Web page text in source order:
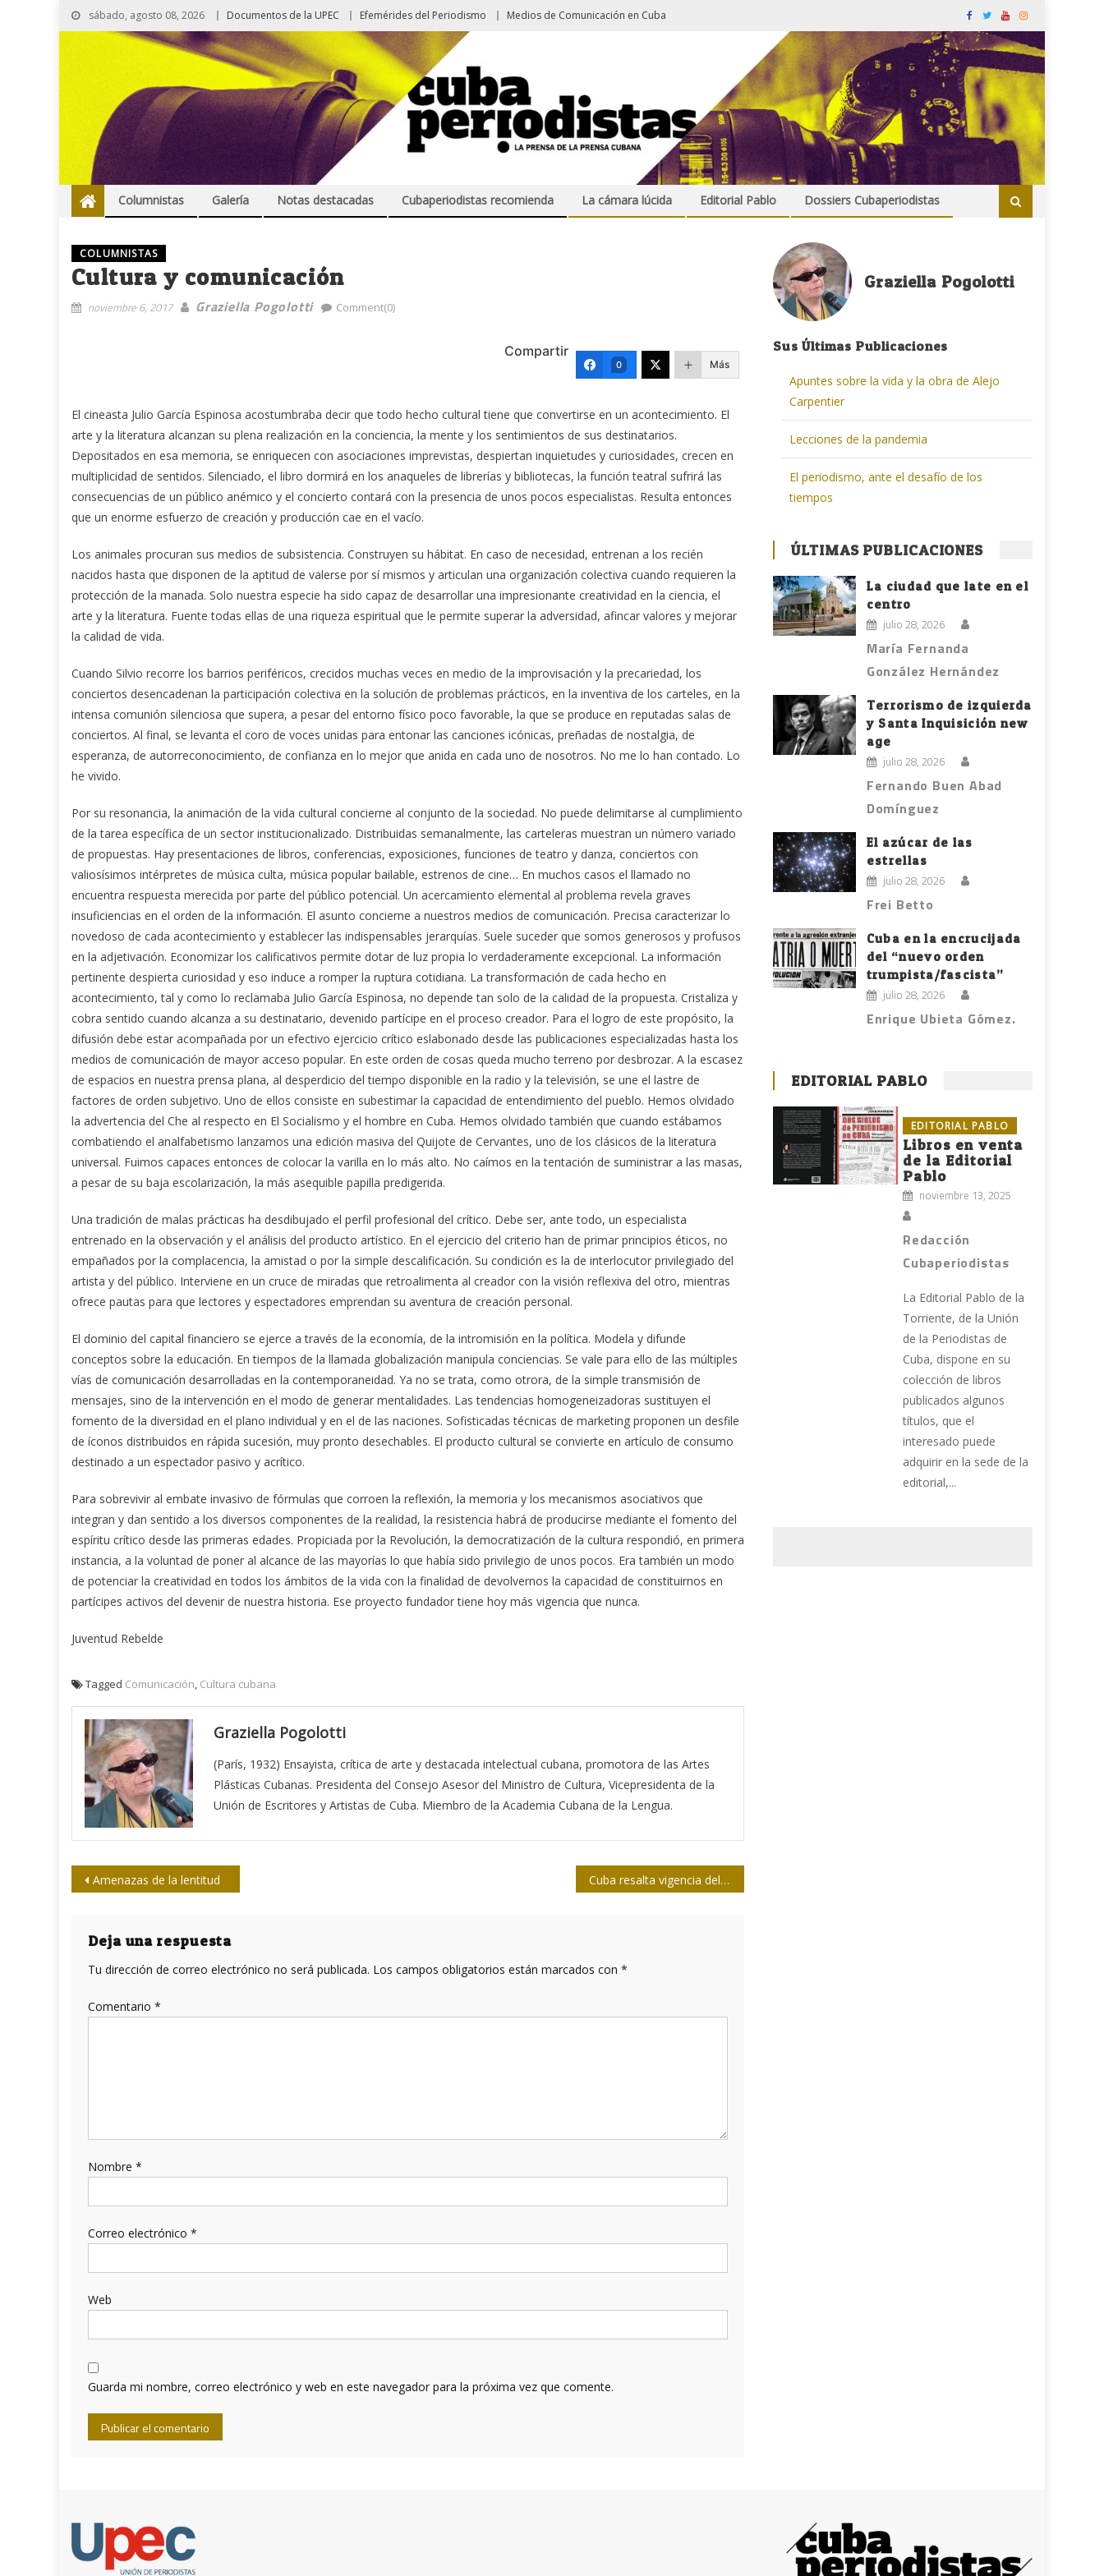
sábado, agosto 08, 2026 Documentos de la UPEC Efemérides del Periodismo Medios de Comunicación en Cuba
Columnistas Galería Notas destacadas Cubaperiodistas recomienda La cámara lúcida Editorial Pablo Dossiers Cubaperiodistas
COLUMNISTAS
Cultura y comunicación
noviembre 6, 2017 Graziella Pogolotti Comment(0)
Compartir
0 Más
El cineasta Julio García Espinosa acostumbraba decir que todo hecho cultural tiene que convertirse en un acontecimiento. El
arte y la literatura alcanzan su plena realización en la conciencia, la mente y los sentimientos de sus destinatarios.
Depositados en esa memoria, se enriquecen con asociaciones imprevistas, despiertan inquietudes y curiosidades, crecen en
multiplicidad de sentidos. Silenciado, el libro dormirá en los anaqueles de librerías y bibliotecas, la función teatral sufrirá las
consecuencias de un público anémico y el concierto contará con la presencia de unos pocos especialistas. Resulta entonces
que un enorme esfuerzo de creación y producción cae en el vacío.
Los animales procuran sus medios de subsistencia. Construyen su hábitat. En caso de necesidad, entrenan a los recién
nacidos hasta que disponen de la aptitud de valerse por sí mismos y articulan una organización colectiva cuando requieren la
protección de la manada. Solo nuestra especie ha sido capaz de desarrollar una impresionante creatividad en la ciencia, el
arte y la literatura. Fuente todas ellas de una riqueza espiritual que le permite superar la adversidad, afincar valores y mejorar
la calidad de vida.
Cuando Silvio recorre los barrios periféricos, crecidos muchas veces en medio de la improvisación y la precariedad, los
conciertos desencadenan la participación colectiva en la solución de problemas prácticos, en la inventiva de los carteles, en la
intensa comunión silenciosa que supera, a pesar del entorno físico poco favorable, la que se produce en reputadas salas de
conciertos. Al final, se levanta el coro de voces unidas para entonar las canciones icónicas, preñadas de nostalgia, de
esperanza, de autorreconocimiento, de confianza en lo mejor que anida en cada uno de nosotros. No me lo han contado. Lo
he vivido.
Por su resonancia, la animación de la vida cultural concierne al conjunto de la sociedad. No puede delimitarse al cumplimiento
de la tarea específica de un sector institucionalizado. Distribuidas semanalmente, las carteleras muestran un número variado
de propuestas. Hay presentaciones de libros, conferencias, exposiciones, funciones de teatro y danza, conciertos con
valiosísimos intérpretes de música culta, música popular bailable, estrenos de cine… En muchos casos el llamado no
encuentra respuesta merecida por parte del público potencial. Un acercamiento elemental al problema revela graves
insuficiencias en el orden de la información. El asunto concierne a nuestros medios de comunicación. Precisa caracterizar lo
novedoso de cada acontecimiento y establecer las indispensables jerarquías. Suele suceder que somos generosos y profusos
en la adjetivación. Economizar los calificativos permite dotar de luz propia lo verdaderamente excepcional. La información
pertinente despierta curiosidad y eso induce a romper la ruptura cotidiana. La transformación de cada hecho en
acontecimiento, tal y como lo reclamaba Julio García Espinosa, no depende tan solo de la calidad de la propuesta. Cristaliza y
cobra sentido cuando alcanza a su destinatario, devenido partícipe en el proceso creador. Para el logro de este propósito, la
difusión debe estar acompañada por un efectivo ejercicio crítico eslabonado desde las publicaciones especializadas hasta los
medios de comunicación de mayor acceso popular. En este orden de cosas queda mucho terreno por desbrozar. A la escasez
de espacios en nuestra prensa plana, al desperdicio del tiempo disponible en la radio y la televisión, se une el lastre de
factores de orden subjetivo. Uno de ellos consiste en subestimar la capacidad de entendimiento del pueblo. Hemos olvidado
la advertencia del Che al respecto en El Socialismo y el hombre en Cuba. Hemos olvidado también que cuando estábamos
combatiendo el analfabetismo lanzamos una edición masiva del Quijote de Cervantes, uno de los clásicos de la literatura
universal. Fuimos capaces entonces de colocar la varilla en lo más alto. No caímos en la tentación de suministrar a las masas,
a pesar de su baja escolarización, la más asequible papilla predigerida.
Una tradición de malas prácticas ha desdibujado el perfil profesional del crítico. Debe ser, ante todo, un especialista
entrenado en la observación y el análisis del producto artístico. En el ejercicio del criterio han de primar principios éticos, no
empañados por la complacencia, la amistad o por la simple descalificación. Su condición es la de interlocutor privilegiado del
artista y del público. Interviene en un cruce de miradas que retroalimenta al creador con la visión reflexiva del otro, mientras
ofrece pautas para que lectores y espectadores emprendan su aventura de creación personal.
El dominio del capital financiero se ejerce a través de la economía, de la intromisión en la política. Modela y difunde
conceptos sobre la educación. En tiempos de la llamada globalización manipula conciencias. Se vale para ello de las múltiples
vías de comunicación desarrolladas en la contemporaneidad. Ya no se trata, como otrora, de la simple transmisión de
mensajes, sino de la intervención en el modo de generar mentalidades. Las tendencias homogeneizadoras sustituyen el
fomento de la diversidad en el plano individual y en el de las naciones. Sofisticadas técnicas de marketing proponen un desfile
de íconos distribuidos en rápida sucesión, muy pronto desechables. El producto cultural se convierte en artículo de consumo
destinado a un espectador pasivo y acrítico.
Para sobrevivir al embate invasivo de fórmulas que corroen la reflexión, la memoria y los mecanismos asociativos que
integran y dan sentido a los diversos componentes de la realidad, la resistencia habrá de producirse mediante el fomento del
espíritu crítico desde las primeras edades. Propiciada por la Revolución, la democratización de la cultura respondió, en primera
instancia, a la voluntad de poner al alcance de las mayorías lo que había sido privilegio de unos pocos. Era también un modo
de potenciar la creatividad en todos los ámbitos de la vida con la finalidad de devolvernos la capacidad de constituirnos en
partícipes activos del devenir de nuestra historia. Ese proyecto fundador tiene hoy más vigencia que nunca.
Juventud Rebelde
Tagged Comunicación, Cultura cubana
Graziella Pogolotti
(París, 1932) Ensayista, crítica de arte y destacada intelectual cubana, promotora de las Artes
Plásticas Cubanas. Presidenta del Consejo Asesor del Ministro de Cultura, Vicepresidenta de la
Unión de Escritores y Artistas de Cuba. Miembro de la Academia Cubana de la Lengua.
Navegación
entradas
Amenazas de la lentitud Cuba resalta vigencia del Gran Octubre
Deja una respuesta
Tu dirección de correo electrónico no será publicada. Los campos obligatorios están marcados con *
Comentario *
Nombre *
Correo electrónico *
Web
Guarda mi nombre, correo electrónico y web en este navegador para la próxima vez que comente.
Graziella Pogolotti
Sus Últimas Publicaciones
Apuntes sobre la vida y la obra de Alejo
Carpentier
Lecciones de la pandemia
El periodismo, ante el desafío de los
tiempos
ÚLTIMAS PUBLICACIONES
La ciudad que late en el
centro
julio 28, 2026
María Fernanda
González Hernández
Terrorismo de izquierda
y Santa Inquisición new
age
julio 28, 2026
Fernando Buen Abad
Domínguez
El azúcar de las
estrellas
julio 28, 2026
Frei Betto
Cuba en la encrucijada
del “nuevo orden
trumpista/fascista”
julio 28, 2026
Enrique Ubieta Gómez.
EDITORIAL PABLO
EDITORIAL PABLO
Libros en venta
de la Editorial
Pablo
noviembre 13, 2025
Redacción
Cubaperiodistas
La Editorial Pablo de la
Torriente, de la Unión
de la Periodistas de
Cuba, dispone en su
colección de libros
publicados algunos
títulos, que el
interesado puede
adquirir en la sede de la
editorial,...